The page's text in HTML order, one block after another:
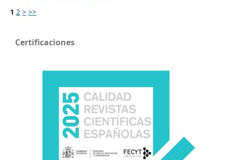
1 2 > >>
Certificaciones